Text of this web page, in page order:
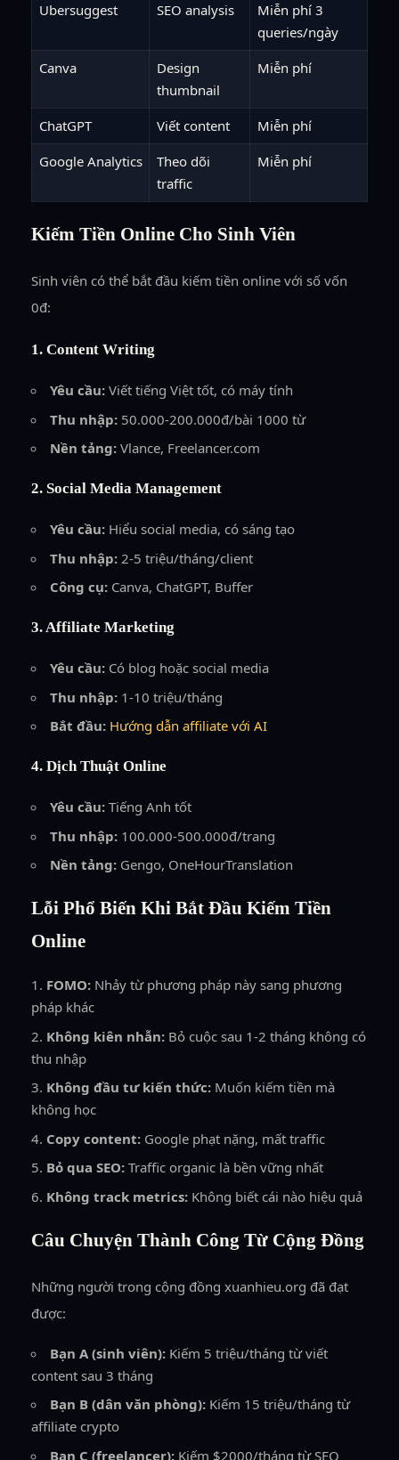
Ubersuggest SEO analysis
Miễn phí 3
queries/ngày
Canva
Design
thumbnail
Miễn phí
ChatGPT Viết content
Miễn phí
Google Analytics
Theo dõi
traffic
Miễn phí
Kiếm Tiền Online Cho Sinh Viên
Sinh viên có thể bắt đầu kiếm tiền online với số vốn
0đ:
1. Content Writing
Yêu cầu: Viết tiếng Việt tốt, có máy tính
Thu nhập: 50.000-200.000đ/bài 1000 từ
Nền tảng: Vlance, Freelancer.com
2. Social Media Management
Yêu cầu: Hiểu social media, có sáng tạo
Thu nhập: 2-5 triệu/tháng/client
Công cụ: Canva, ChatGPT, Buffer
3. Affiliate Marketing
Yêu cầu: Có blog hoặc social media
Thu nhập: 1-10 triệu/tháng
Bắt đầu: Hướng dẫn affiliate với AI
4. Dịch Thuật Online
Yêu cầu: Tiếng Anh tốt
Thu nhập: 100.000-500.000đ/trang
Nền tảng: Gengo, OneHourTranslation
Lỗi Phổ Biến Khi Bắt Đầu Kiếm Tiền
Online
FOMO: Nhảy từ phương pháp này sang phương
pháp khác
Không kiên nhẫn: Bỏ cuộc sau 1-2 tháng không có
thu nhập
Không đầu tư kiến thức: Muốn kiếm tiền mà
không học
Copy content: Google phạt nặng, mất traffic
Bỏ qua SEO: Traffic organic là bền vững nhất
Không track metrics: Không biết cái nào hiệu quả
Câu Chuyện Thành Công Từ Cộng Đồng
Những người trong cộng đồng xuanhieu.org đã đạt
được:
Bạn A (sinh viên): Kiếm 5 triệu/tháng từ viết
content sau 3 tháng
Bạn B (dân văn phòng): Kiếm 15 triệu/tháng từ
affiliate crypto
Bạn C (freelancer): Kiếm $2000/tháng từ SEO